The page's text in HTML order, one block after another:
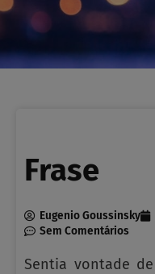
Frase
Eugenio Goussinsky
Sem Comentários
Sentia vontade